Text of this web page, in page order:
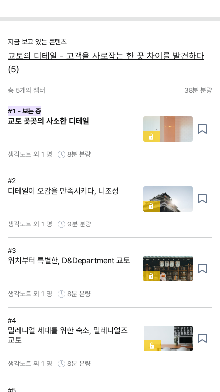
지금 보고 있는 콘텐츠
교토의 디테일 - 고객을 사로잡는 한 끗 차이를 발견하다
(5)
총 5개의 챕터 38분 분량
#1 - 보는 중
교토 곳곳의 사소한 디테일
생각노트 외 1 명 8분 분량
#2
디테일이 오감을 만족시키다, 니조성
생각노트 외 1 명 9분 분량
#3
위치부터 특별한, D&Department 교토
생각노트 외 1 명 8분 분량
#4
밀레니얼 세대를 위한 숙소, 밀레니얼즈
교토
생각노트 외 1 명 8분 분량
#5